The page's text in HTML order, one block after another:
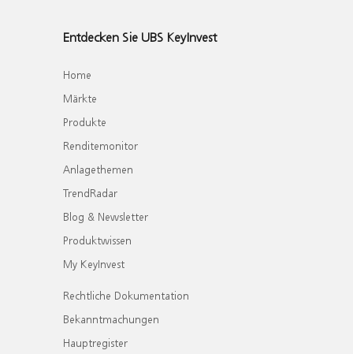
Entdecken Sie UBS KeyInvest
Home
Märkte
Produkte
Renditemonitor
Anlagethemen
TrendRadar
Blog & Newsletter
Produktwissen
My KeyInvest
Rechtliche Dokumentation
Bekanntmachungen
Hauptregister